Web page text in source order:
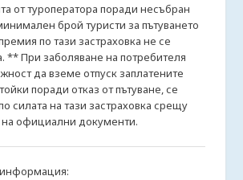
от туроператора поради несъбран
брой туристи за пътуването
по тази застраховка не се
** При заболяване на потребителя
да вземе отпуск заплатените
поради отказ от пътуване, се
силата на тази застраховка срещу
на официални документи.